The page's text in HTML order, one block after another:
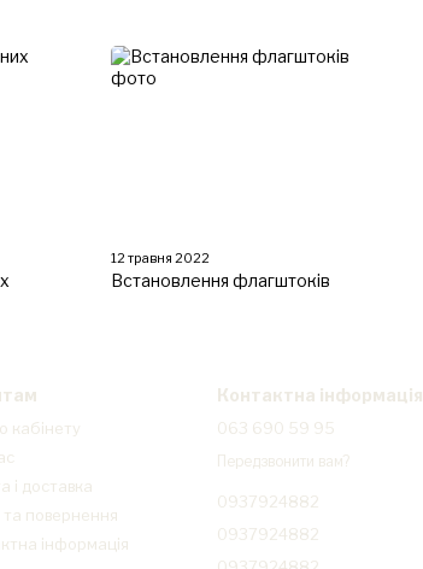
12 травня 2022
Встановлення флагштоків
кабінету
і доставка
та повернення
інформація
Контактна інформація
063 690 59 95
Передзвонити вам?
0937924882
0937924882